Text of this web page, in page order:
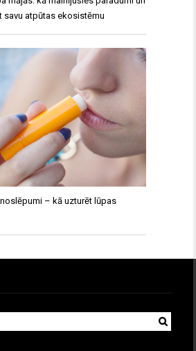
savu atpūtas ekosistēmu
– kā uzturēt lūpas